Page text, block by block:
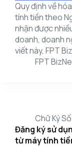
Quy định về
tính tiền theo
nhận được
doanh, doanh
viết này, FPT
FPT
Chữ Ký
Đăng ký sử
từ máy tính